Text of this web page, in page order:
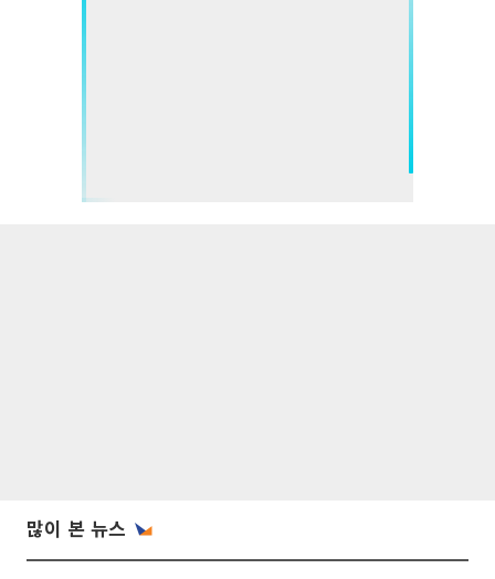
많이 본 뉴스